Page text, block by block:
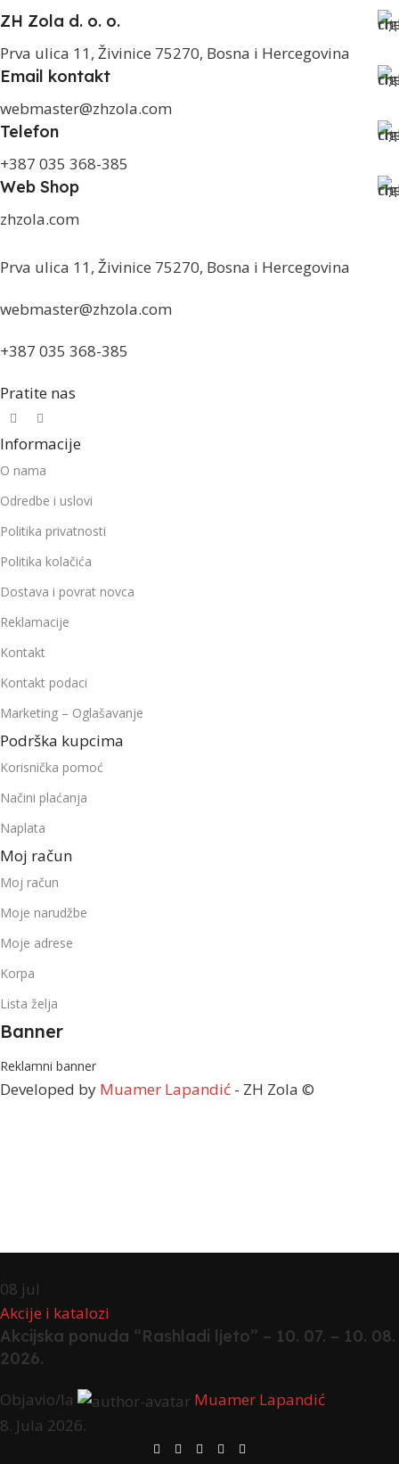
ZH Zola d. o. o.
Prva ulica 11, Živinice 75270, Bosna i Hercegovina
Email kontakt
webmaster@zhzola.com
Telefon
+387 035 368-385
Web Shop
zhzola.com
Prva ulica 11, Živinice 75270, Bosna i Hercegovina
webmaster@zhzola.com
+387 035 368-385
Pratite nas
Informacije
O nama
Odredbe i uslovi
Politika privatnosti
Politika kolačića
Dostava i povrat novca
Reklamacije
Kontakt
Kontakt podaci
Marketing – Oglašavanje
Podrška kupcima
Korisnička pomoć
Načini plaćanja
Naplata
Moj račun
Moj račun
Moje narudžbe
Moje adrese
Korpa
Lista želja
Banner
Reklamni banner
Developed by Muamer Lapandić - ZH Zola ©
08 jul
Akcije i katalozi
Akcijska ponuda “Rashladi ljeto” – 10. 07. – 10. 08.
2026.
Objavio/la
Muamer Lapandić
8. Jula 2026.